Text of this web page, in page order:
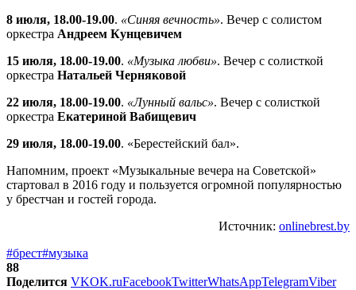
8 июля, 18.00-19.00. «Синяя вечность». Вечер с солистом
оркестра Андреем Кунцевичем
15 июля, 18.00-19.00. «Музыка любви». Вечер с солисткой
оркестра Натальей Черняковой
22 июля, 18.00-19.00. «Лунный вальс». Вечер с солисткой
оркестра Екатериной Вабищевич
29 июля, 18.00-19.00. «Берестейский бал».
Напомним, проект «Музыкальные вечера на Советской»
стартовал в 2016 году и пользуется огромной популярностью
у брестчан и гостей города.
Источник: onlinebrest.by
#брест#музыка
88
Поделится VKOK.ruFacebookTwitterWhatsAppTelegramViber